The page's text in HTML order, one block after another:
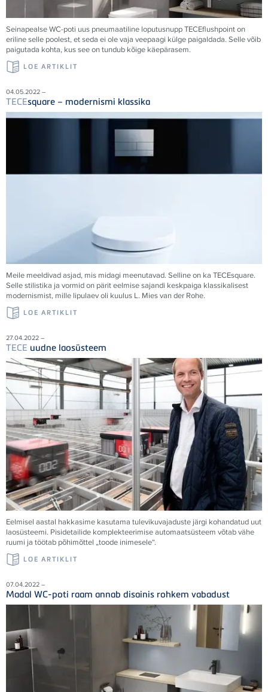
Seinapealse WC-poti uus pneumaatiline loputusnuppTECEflushpoint on
eriline selle poolest, et seda ei ole vaja veepaagi külge paigaldada. Selle võib
paigutada kohta, kus see on tundub kõige käepärasem.
LOE ARTIKLIT
04.05.2022 –
TECEsquare – modernismi klassika
Meile meeldivad asjad, mis midagi meenutavad. Selline on ka TECEsquare.
Selle stilistika ja vormid on pärit eelmise sajandi keskpaiga klassikalisest
modernismist, mille lipulaev oli kuulus L. Mies van der Rohe.
LOE ARTIKLIT
27.04.2022 –
TECE uudne laosüsteem
Eelmisel aastal hakkasime kasutama tulevikuvajaduste järgi kohandatud uut
laosüsteemi. Pisidetailide komplekteerimise automaatsüsteem võtab vähe
ruumi ja töötab põhimõttel „toode inimesele“.
LOE ARTIKLIT
07.04.2022 –
Madal WC-poti raam annab disainis rohkem vabadust